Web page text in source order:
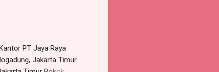
Liana Sari, Dkk (3
Negeri Bandung
Kantor PT Jaya Raya
Jakarta Timur